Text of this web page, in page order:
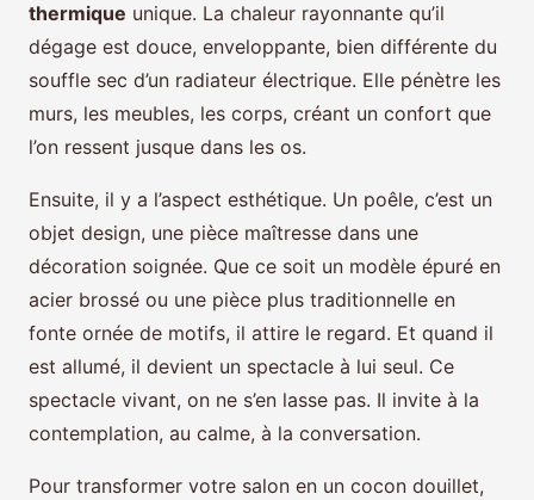
thermique unique. La chaleur rayonnante qu’il
dégage est douce, enveloppante, bien différente du
souffle sec d’un radiateur électrique. Elle pénètre les
murs, les meubles, les corps, créant un confort que
l’on ressent jusque dans les os.
Ensuite, il y a l’aspect esthétique. Un poêle, c’est un
objet design, une pièce maîtresse dans une
décoration soignée. Que ce soit un modèle épuré en
acier brossé ou une pièce plus traditionnelle en
fonte ornée de motifs, il attire le regard. Et quand il
est allumé, il devient un spectacle à lui seul. Ce
spectacle vivant, on ne s’en lasse pas. Il invite à la
contemplation, au calme, à la conversation.
Pour transformer votre salon en un cocon douillet,